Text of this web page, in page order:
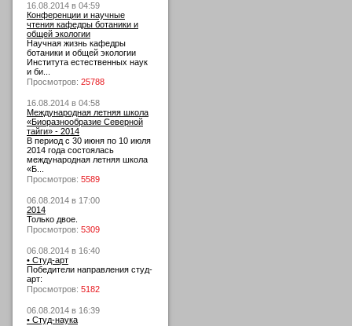
16.08.2014 в 04:59
Конференции и научные
чтения кафедры ботаники и
общей экологии
Научная жизнь кафедры
ботаники и общей экологии
Института естественных наук
и би...
Просмотров: 25788
16.08.2014 в 04:58
Международная летняя школа
«Биоразнообразие Северной
тайги» - 2014
В период с 30 июня по 10 июля
2014 года состоялась
международная летняя школа
«Б...
Просмотров: 5589
06.08.2014 в 17:00
2014
Только двое.
Просмотров: 5309
06.08.2014 в 16:40
• Студ-арт
Победители направления студ-
арт:
Просмотров: 5182
06.08.2014 в 16:39
• Студ-наука